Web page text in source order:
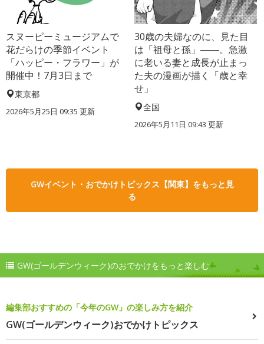
スヌーピーミュージアムで
花だらけの季節イベント
「ハッピー・フラワー」が
開催中！7月3日まで
東京都
2026年5月25日 09:35 更新
30歳の夫婦なのに、見た目
は「祖母と孫」――。急激
に老いる妻と成長が止まっ
た夫の漫画が描く「歳と幸
せ」
全国
2026年5月11日 09:43 更新
GWイベント・おでかけトピックス【関東】をもっと見
る
GW(ゴールデンウィーク)のおでかけをもっと楽しむ
編集部おすすめの「今年のGW」の楽しみ方を紹介
GW(ゴールデンウィーク)おでかけトピックス